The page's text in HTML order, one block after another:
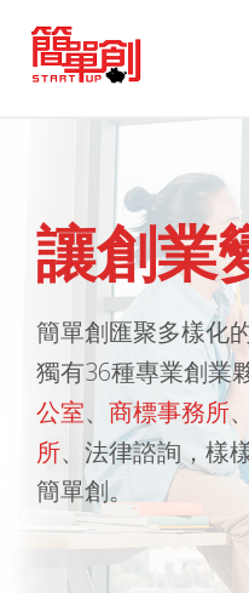
讓創業
簡單創匯聚多樣化
獨有36種專業創業
公室、 商標事務所、
所、法律諮詢，樣
簡單創。